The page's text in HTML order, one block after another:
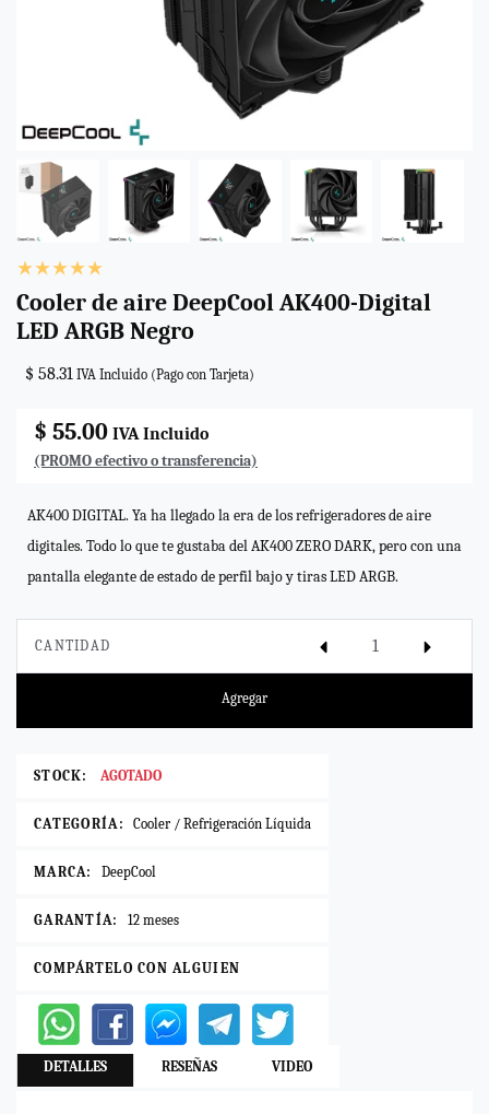
Cooler de aire DeepCool AK400-Digital
LED ARGB Negro
$ 58.31 IVA Incluido (Pago con Tarjeta)
$ 55.00 IVA Incluido
(PROMO efectivo o transferencia)
AK400 DIGITAL. Ya ha llegado la era de los refrigeradores de aire
digitales. Todo lo que te gustaba del AK400 ZERO DARK, pero con una
pantalla elegante de estado de perfil bajo y tiras LED ARGB.
CANTIDAD
Agregar
STOCK: AGOTADO
CATEGORÍA: Cooler / Refrigeración Líquida
MARCA: DeepCool
GARANTÍA: 12 meses
COMPÁRTELO CON ALGUIEN
DETALLES RESEÑAS VIDEO